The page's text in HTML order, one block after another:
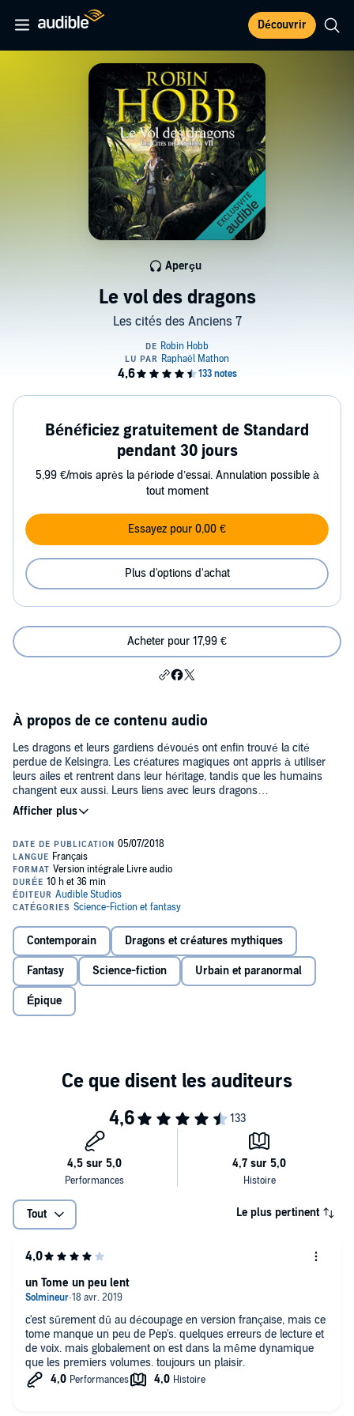
Découvrir
Le vol des dragons
Les cités des Anciens 7
Aperçu
Bénéficiez gratuitement de Standard
pendant 30 jours
5,99 €/mois après la période d’essai. Annulation possible à
tout moment
Essayez pour 0,00 €
Plus d'options d'achat
Acheter pour 17,99 €
À propos de ce contenu audio
Les dragons et leurs gardiens dévoués ont enfin trouvé la cité
perdue de Kelsingra. Les créatures magiques ont appris à utiliser
leurs ailes et rentrent dans leur héritage, tandis que les humains
changent eux aussi. Leurs liens avec leurs dragons
s'approfondissant, Thymara, Tatou, Kanaï et même Sédric, le plus
improbable des gardiens, commencent à se transformer en
dragons qu'ils servent.
Mais si les humains ont exploré les rues désertes et les immenses
édifices de Kelsingra, ils n'ont pas découvert les légendaires puits
d'argent dont les dragons ont besoin pour leur santé et leur
s'immerger dans les souvenirs d'Anciens disparus depuis des
éternités, au risque d'en devenir dépendants, pour y puiser les
indices nécessaires à leur survie.
>> Ce livre audio en version intégrale vous est proposé en
exclusivité par Audible et est uniquement disponible en
Contemporain Dragons et créatures mythiques
Fantasy Science-fiction Urbain et paranormal
Épique
Tout Le plus pertinent
c'est sûrement dû au découpage en version française, mais ce
tome manque un peu de Pep's. quelques erreurs de lecture et
de voix. mais globalement on est dans la même dynamique
que les premiers volumes. toujours un plaisir.
un Tome un peu lent